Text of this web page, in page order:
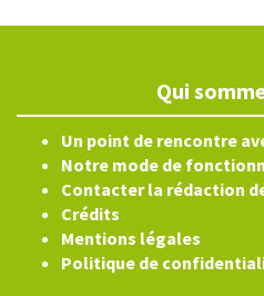
Qui
Un point de rencontre
Notre mode de
Contacter la rédaction
Crédits
Mentions légales
Politique de